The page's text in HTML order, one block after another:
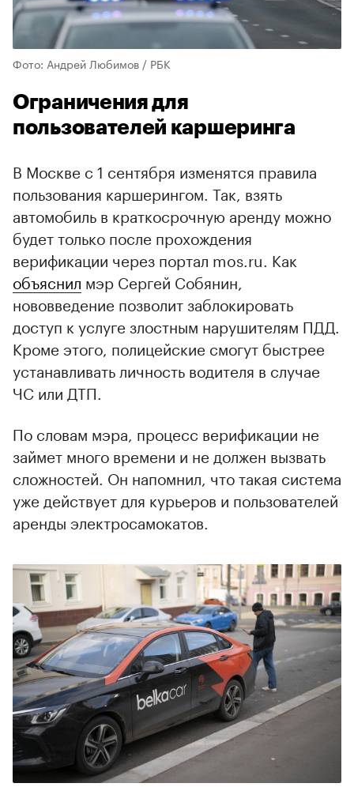
Фото: Андрей Любимов / РБК
Ограничения для
пользователей каршеринга
В Москве с 1 сентября изменятся правила
пользования каршерингом. Так, взять
автомобиль в краткосрочную аренду можно
будет только после прохождения
верификации через портал mos.ru. Как
объяснил мэр Сергей Собянин,
нововведение позволит заблокировать
доступ к услуге злостным нарушителям ПДД.
Кроме этого, полицейские смогут быстрее
устанавливать личность водителя в случае
ЧС или ДТП.
По словам мэра, процесс верификации не
займет много времени и не должен вызвать
сложностей. Он напомнил, что такая система
уже действует для курьеров и пользователей
аренды электросамокатов.